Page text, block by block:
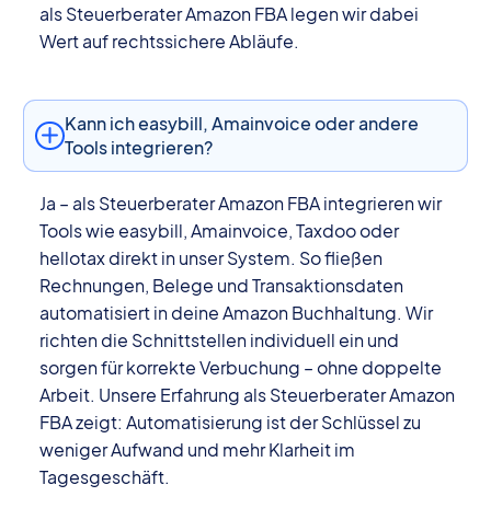
als Steuerberater Amazon FBA legen wir dabei
Wert auf rechtssichere Abläufe.
Kann ich easybill, Amainvoice oder andere
Tools integrieren?
Ja – als Steuerberater Amazon FBA integrieren wir
Tools wie easybill, Amainvoice, Taxdoo oder
hellotax direkt in unser System. So fließen
Rechnungen, Belege und Transaktionsdaten
automatisiert in deine Amazon Buchhaltung. Wir
richten die Schnittstellen individuell ein und
sorgen für korrekte Verbuchung – ohne doppelte
Arbeit. Unsere Erfahrung als Steuerberater Amazon
FBA zeigt: Automatisierung ist der Schlüssel zu
weniger Aufwand und mehr Klarheit im
Tagesgeschäft.